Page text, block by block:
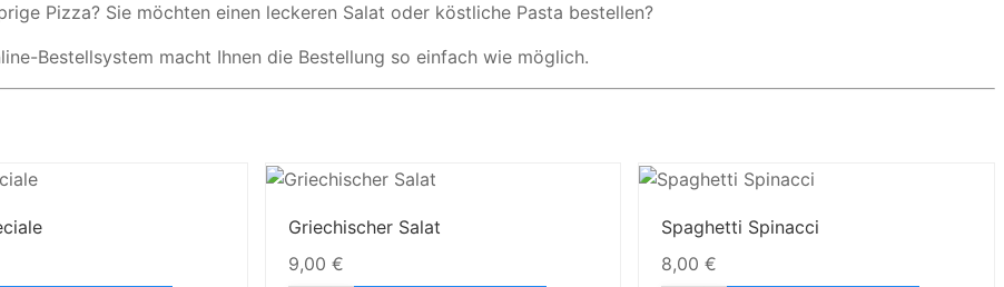
Pizza? Sie möchten einen leckeren Salat oder köstliche Pasta bestellen?
Bestellsystem macht Ihnen die Bestellung so einfach wie möglich.
Griechischer Salat
9,00 €
Spaghetti Spinacci
8,00 €